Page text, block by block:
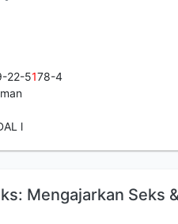
22-5178-4
l
Mengajarkan Seks